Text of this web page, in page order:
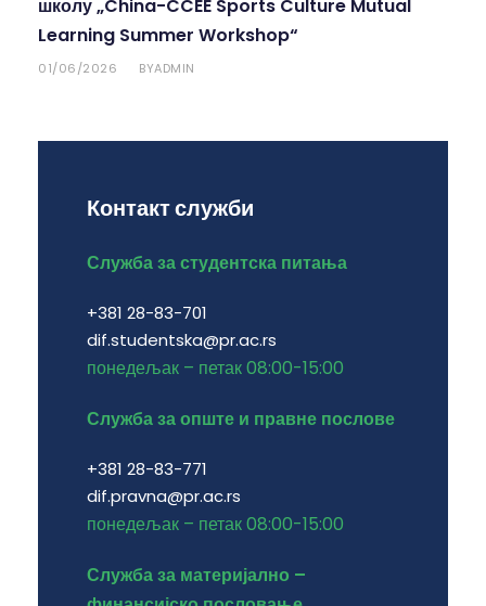
школу „China-CCEE Sports Culture Mutual
Learning Summer Workshop“
01/06/2026 BYADMIN
Контакт служби
Служба за студентска питања
+381 28-83-701
dif.studentska@pr.ac.rs
понедељак – петак 08:00-15:00
Служба за опште и правне послове
+381 28-83-771
dif.pravna@pr.ac.rs
понедељак – петак 08:00-15:00
Служба за материјално –